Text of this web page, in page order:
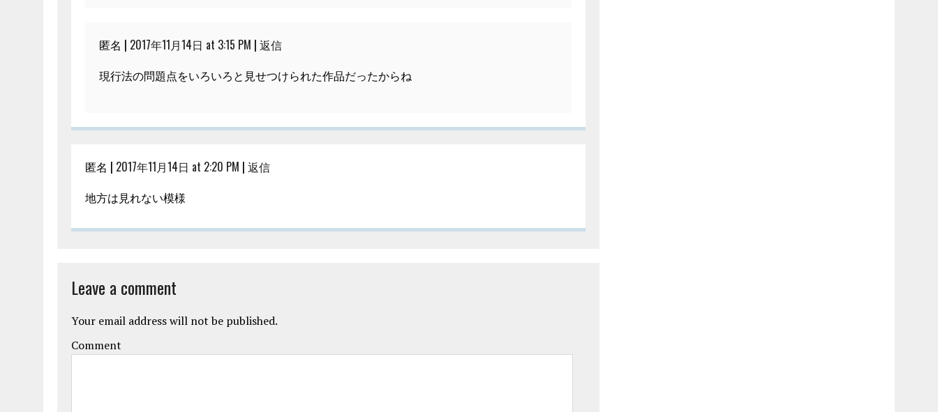
匿名 | 2017年11月14日 at 3:15 PM | 返信
現行法の問題点をいろいろと見せつけられた作品だったからね
匿名 | 2017年11月14日 at 2:20 PM | 返信
地方は見れない模様
Leave a comment
Your email address will not be published.
Comment